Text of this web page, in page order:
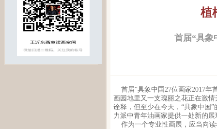
植
首届“具象
首届“具象中国27位画家2017年
画园地里又一支瑰丽之花正在激
诠释，但至少在今天，“具象中国
力派中青年油画家提供一处新的
作为一个专业性画展，应当向读